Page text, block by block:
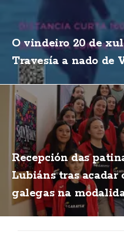
O vindeiro 20 de
Travesía a nado de
Recepción das
Lubiáns tras
galegas na